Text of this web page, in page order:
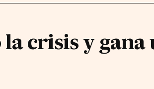
crisis y gana